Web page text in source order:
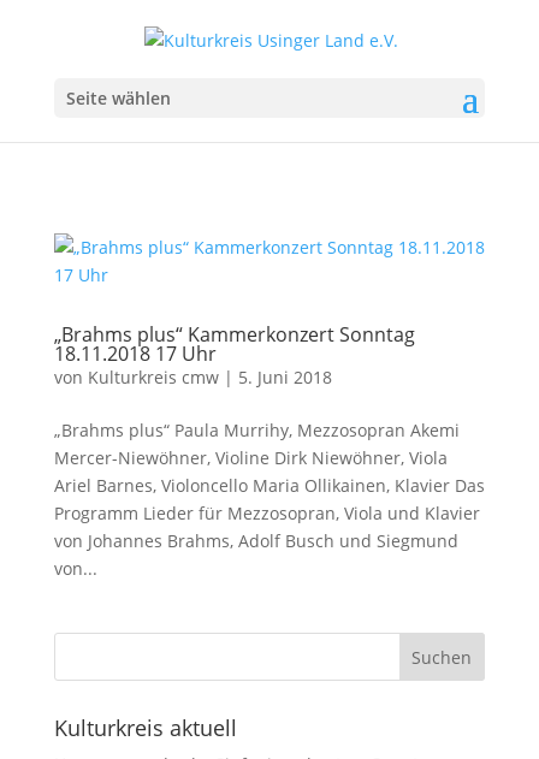
Seite wählen
„Brahms plus“ Kammerkonzert Sonntag
18.11.2018 17 Uhr
von Kulturkreis cmw| 5. Juni 2018
„Brahms plus“ Paula Murrihy, Mezzosopran Akemi
Mercer-Niewöhner, Violine Dirk Niewöhner, Viola
Ariel Barnes, Violoncello Maria Ollikainen, Klavier Das
Programm Lieder für Mezzosopran, Viola und Klavier
von Johannes Brahms, Adolf Busch und Siegmund
von...
Kulturkreis aktuell